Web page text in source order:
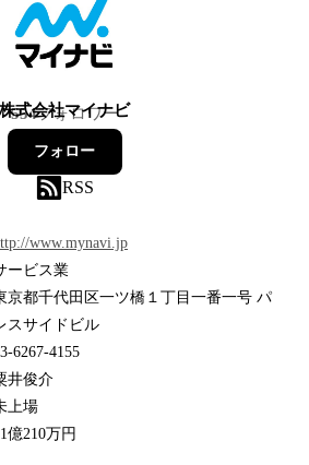
株式会社マイナビ
554フォロワー
フォロー
RSS
www.mynavi.jp
ービス業
京都千代田区一ツ橋１丁目一番一号 パ
スサイドビル
6267-4155
井俊介
上場
億210万円